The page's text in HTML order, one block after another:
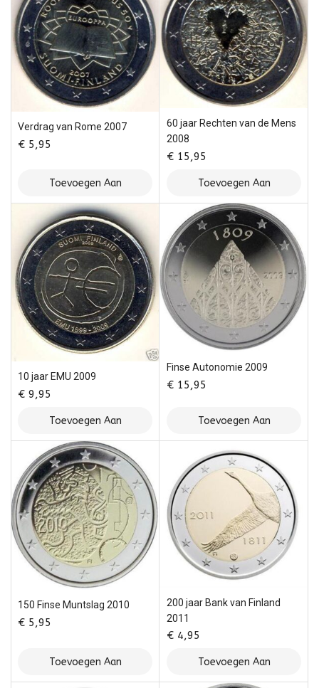
Verdrag van Rome 2007
€ 5,95
Toevoegen Aan
Winkelwagen
60 jaar Rechten van de Mens
2008
€ 15,95
Toevoegen Aan
Winkelwagen
10 jaar EMU 2009
€ 9,95
Toevoegen Aan
Winkelwagen
Finse Autonomie 2009
€ 15,95
Toevoegen Aan
Winkelwagen
150 Finse Muntslag 2010
€ 5,95
Toevoegen Aan
Winkelwagen
200 jaar Bank van Finland
2011
€ 4,95
Toevoegen Aan
Winkelwagen